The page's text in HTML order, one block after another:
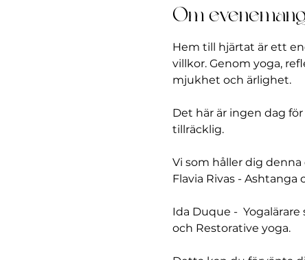
Om
Hem till hjärtat är ett
villkor. Genom yoga,
mjukhet och ärlighet.
Det här är ingen dag
tillräcklig.
Vi som håller dig denna
Flavia Rivas -
Ida Duque -
och Restorative yoga.